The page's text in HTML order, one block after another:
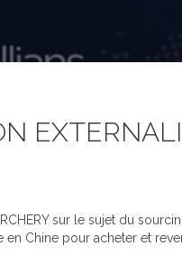
sur le sujet du
en Chine pour acheter et